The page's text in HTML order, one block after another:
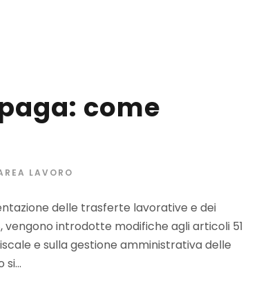
come
LAVORO
delle trasferte lavorative e dei
vengono introdotte modifiche agli articoli 51
e sulla gestione amministrativa delle